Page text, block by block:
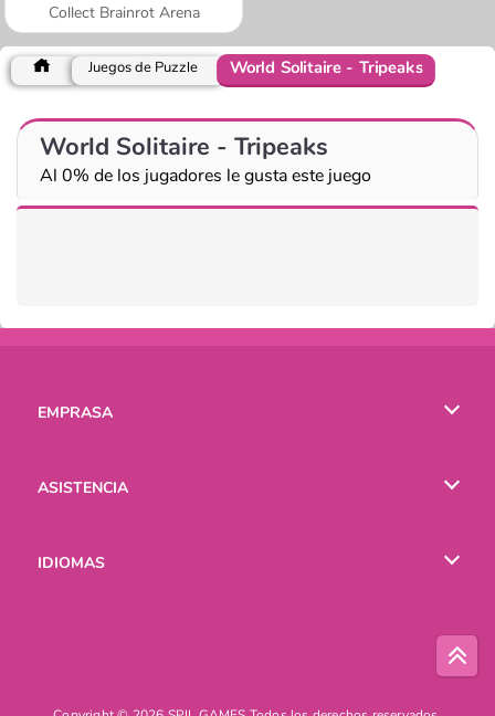
Collect Brainrot Arena
Juegos de Puzzle World Solitaire - Tripeaks
World Solitaire - Tripeaks
Al 0% de los jugadores le gusta este juego
EMPRASA
ASISTENCIA
IDIOMAS